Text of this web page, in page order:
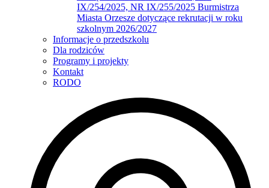
IX/254/2025, NR IX/255/2025 Burmistrza
Miasta Orzesze dotyczące rekrutacji w roku
szkolnym 2026/2027
Informacje o przedszkolu
Dla rodziców
Programy i projekty
Kontakt
RODO